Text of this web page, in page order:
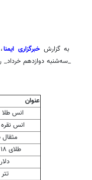
به گزارش خبرگزاری ایمنا
_سه‌شنبه دوازدهم خرداد_
عنوان
انس طلا
انس
مثقال
طلای ۱۸ عیار
دلار
تتر